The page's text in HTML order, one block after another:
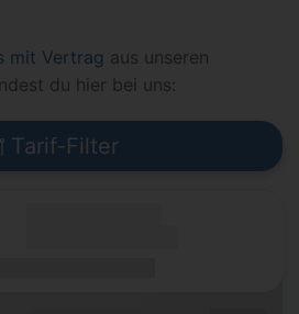
mit Vertrag aus unseren
du hier bei uns:
Tarif-Filter